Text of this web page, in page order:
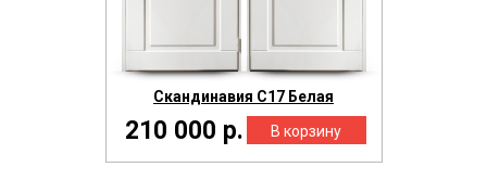
Скандинавия С17 Белая
210 000 р.